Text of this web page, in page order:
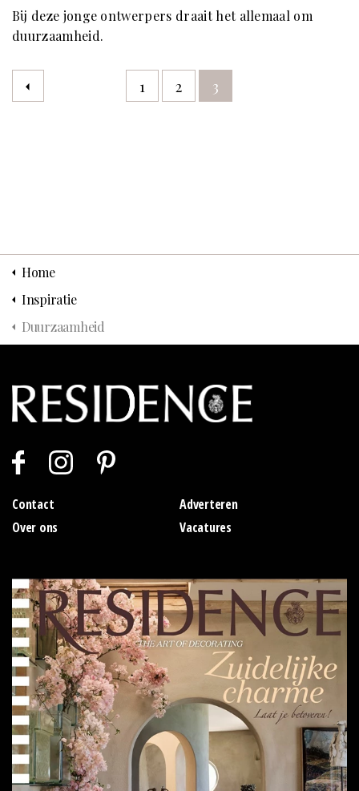
Bij deze jonge ontwerpers draait het allemaal om
duurzaamheid.
1 2 3
Home
Inspiratie
Duurzaamheid
Contact
Adverteren
Over ons
Vacatures